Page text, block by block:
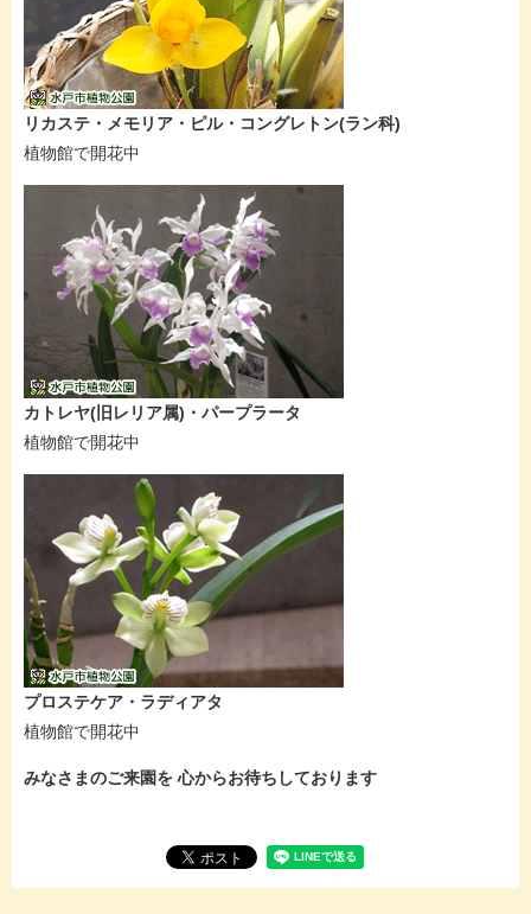
リカステ・メモリア・ピル・コングレトン(ラン科)
植物館で開花中
カトレヤ(旧レリア属)・パープラータ
植物館で開花中
プロステケア・ラディアタ
植物館で開花中
みなさまのご来園を 心からお待ちしております